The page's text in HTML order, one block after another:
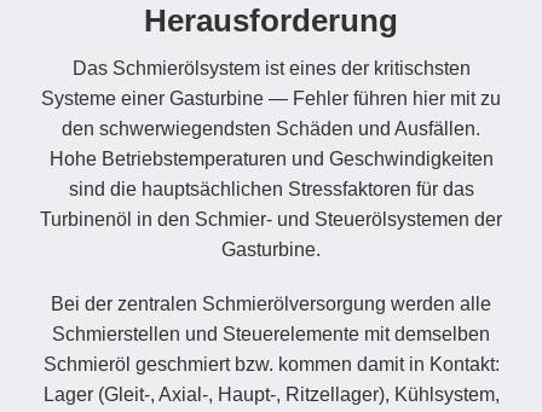
Herausforderung
Das Schmierölsystem ist eines der kritischsten
Systeme einer Gasturbine — Fehler führen hier mit zu
den schwerwiegendsten Schäden und Ausfällen.
Hohe Betriebstemperaturen und Geschwindigkeiten
sind die hauptsächlichen Stressfaktoren für das
Turbinenöl in den Schmier- und Steuerölsystemen der
Gasturbine.
Bei der zentralen Schmierölversorgung werden alle
Schmierstellen und Steuerelemente mit demselben
Schmieröl geschmiert bzw. kommen damit in Kontakt:
Lager (Gleit-, Axial-, Haupt-, Ritzellager), Kühlsystem,